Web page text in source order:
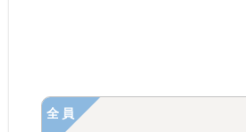
全員